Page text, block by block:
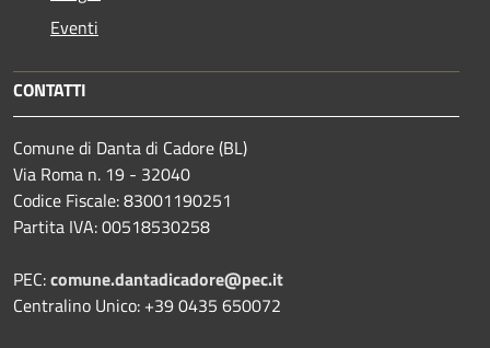
Eventi
CONTATTI
Comune di Danta di Cadore (BL)
Via Roma n. 19 - 32040
Codice Fiscale: 83001190251
Partita IVA: 00518530258
PEC:comune.dantadicadore@pec.it
Centralino Unico: +39 0435 650072